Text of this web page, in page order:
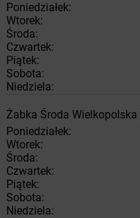
Poniedziałek:
Wtorek:
Środa:
Czwartek:
Piątek:
Sobota:
Niedziela:
Żabka Środa Wielkopolska
Poniedziałek:
Wtorek:
Środa:
Czwartek:
Piątek:
Sobota:
Niedziela: